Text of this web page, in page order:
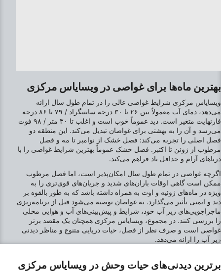
بهترین ماه‌ها برای غواصی در ویسایاس مرکزی
ویسایاس مرکزی شرایط غواصی عالی را در تمام طول سال ارائه
می‌دهد، دمای آب معمولاً بین ۲۶ تا ۳۰ درجه سانتیگراد / ۷۹ تا ۸۶ درجه
فارنهایت متغیر است. دید عموماً خوب است و اغلب تا ۳۰ متر / ۹۸ فوت
می‌رسد و آن را به بهشتی برای غواصان تبدیل می‌کند. این منطقه دو
فصل اصلی را تجربه می‌کند: فصل خشک از نوامبر تا مه و فصل
مرطوب از ژوئن تا اکتبر. فصل خشک عموماً بهترین شرایط غواصی را با
دریاهای آرام و حداقل باد فراهم می‌کند.
اگرچه غواصی در تمام طول سال امکان‌پذیر است، اما فصل مرطوب
ممکن است گاهی اوقات باران‌های شدید و جریان‌های قوی‌تری را به
ویژه در ماه‌های ژوئیه و اوت به همراه داشته باشد که به طور بالقوه بر
دید و ایمنی تأثیر می‌گذارد. به غواصان توصیه می‌شود قبل از برنامه‌ریزی
ماجراجویی‌های زیر آب خود، شرایط و پیش‌بینی‌های آب و هوایی محلی
را بررسی کنند. در مجموع، ویسایاس مرکزی همچنان یک مقصد برتر
غواصی است و صرف نظر از فصل، حیات دریایی متنوع و مناظر دیدنی
زیر آب را ارائه می‌دهد.
برترین دیدنی‌های حیات وحش در ویسایاس مرکزی